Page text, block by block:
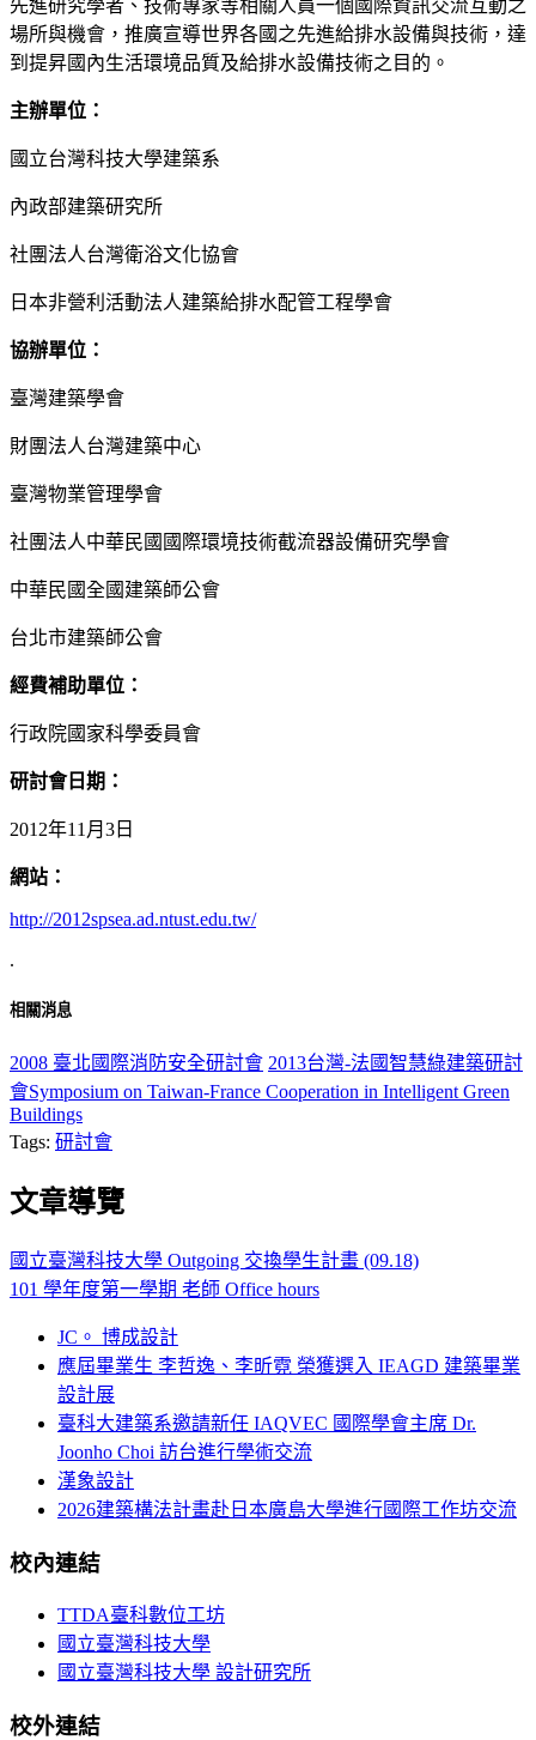
先進研究學者、技術專家等相關人員一個國際資訊交流互動之
場所與機會，推廣宣導世界各國之先進給排水設備與技術，達
到提昇國內生活環境品質及給排水設備技術之目的。
主辦單位：
國立台灣科技大學建築系
內政部建築研究所
社團法人台灣衛浴文化協會
日本非營利活動法人建築給排水配管工程學會
協辦單位：
臺灣建築學會
財團法人台灣建築中心
臺灣物業管理學會
社團法人中華民國國際環境技術截流器設備研究學會
中華民國全國建築師公會
台北市建築師公會
經費補助單位：
行政院國家科學委員會
研討會日期：
2012年11月3日
網站：
http://2012spsea.ad.ntust.edu.tw/
.
相關消息
2008 臺北國際消防安全研討會 2013台灣-法國智慧綠建築研討
會Symposium on Taiwan-France Cooperation in Intelligent Green
Buildings
Tags: 研討會
文章導覽
國立臺灣科技大學 Outgoing 交換學生計畫 (09.18)
101 學年度第一學期 老師 Office hours
JC。 博成設計
應屆畢業生 李哲逸、李昕霓 榮獲選入 IEAGD 建築畢業
設計展
臺科大建築系邀請新任 IAQVEC 國際學會主席 Dr.
Joonho Choi 訪台進行學術交流
漢象設計
2026建築構法計畫赴日本廣島大學進行國際工作坊交流
校內連結
TTDA臺科數位工坊
國立臺灣科技大學
國立臺灣科技大學 設計研究所
校外連結